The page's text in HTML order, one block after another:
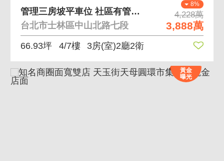
8%
4,228萬
3,888萬
管理三房坡平車位 社區有管理、免追垃圾車
台北市士林區中山北路七段
66.93坪 4/7樓 3房(室)2廳2衛
黃金
曝光